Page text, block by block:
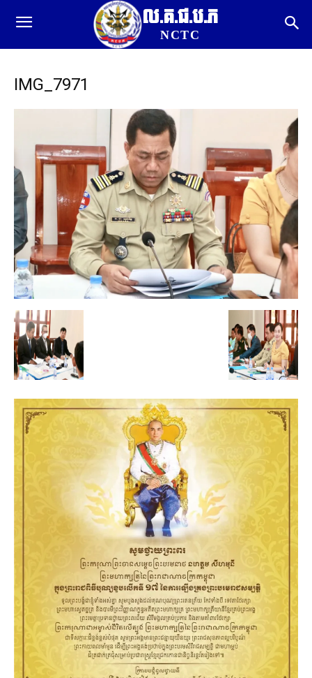
ល.គ.ជ.ប.ភ
NCTC
IMG_7971